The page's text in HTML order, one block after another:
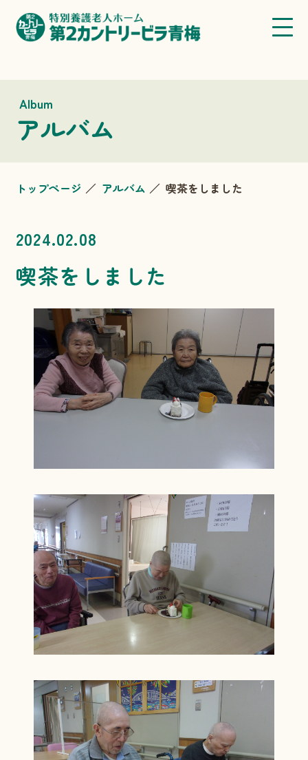
Album
アルバム
トップページ アルバム 喫茶をしました
2024.02.08
喫茶をしました